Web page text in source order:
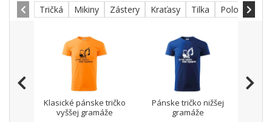
Tričká Mikiny Zástery Kraťasy Tilka Polokošele
Klasické pánske tričko
vyššej gramáže
Pánske tričko nižšej
gramáže